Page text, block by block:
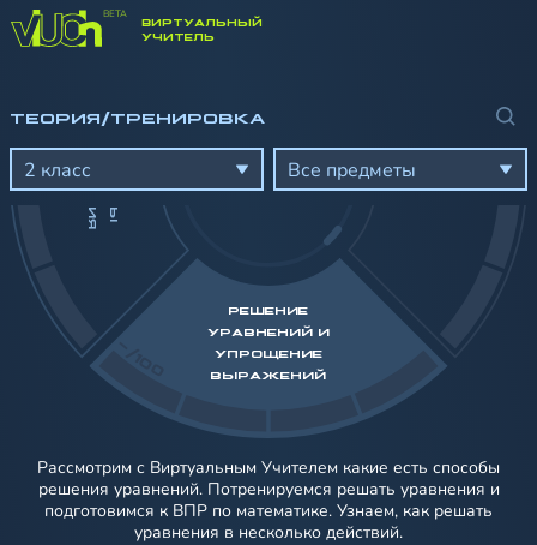
ВИРТУАЛЬНЫЙ
УЧИТЕЛЬ
2 класс Все предметы
ТЕОРИЯ/ТРЕНИРОВКА
-/100
РЕШЕНИЕ
УРАВНЕНИЙ И
УПРОЩЕНИЕ
ВЫРАЖЕНИЙ
Е
Д
И
Н
И
Ц
Ы
ИЗ
М
Е
Р
Е
Н
И
Я
Рассмотрим с Виртуальным Учителем какие есть способы
решения уравнений. Потренируемся решать уравнения и
подготовимся к ВПР по математике. Узнаем, как решать
уравнения в несколько действий.